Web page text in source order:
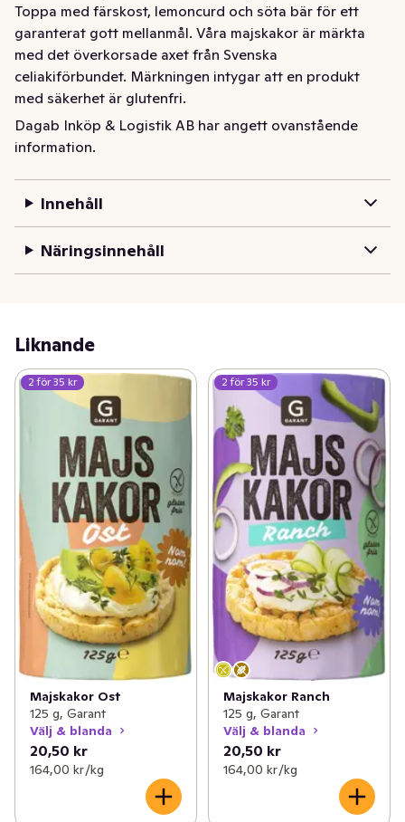
Toppa med färskost, lemoncurd och söta bär för ett
garanterat gott mellanmål. Våra majskakor är märkta
med det överkorsade axet från Svenska
celiakiförbundet. Märkningen intygar att en produkt
med säkerhet är glutenfri.
Majskakor med smak av popcorn. 125 gram.
Dagab Inköp & Logistik AB har angett ovanstående
information.
Innehåll
Näringsinnehåll
Liknande
2 för 35 kr
Majskakor Ost
125 g, Garant
Välj & blanda
20,50 kr
164,00 kr /kg
2 för 35 kr
Majskakor Ranch
125 g, Garant
Välj & blanda
20,50 kr
164,00 kr /kg